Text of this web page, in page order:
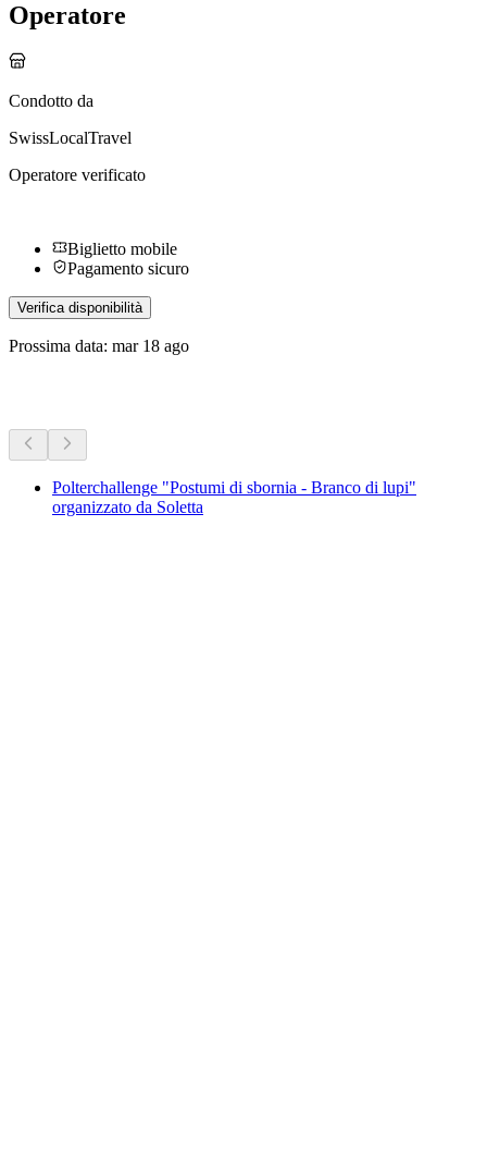
Operatore
Condotto da
SwissLocalTravel
Operatore verificato
Biglietto mobile
Pagamento sicuro
Verifica disponibilità
Prossima data: mar 18 ago
Polterchallenge "Postumi di sbornia - Branco di lupi"
organizzato da Soletta